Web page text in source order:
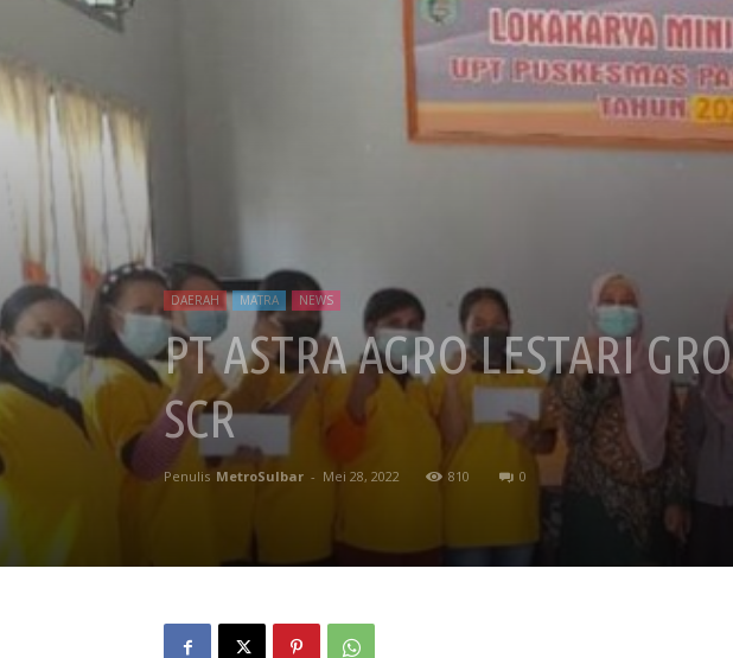
DAERAH MATRA NEWS
PT ASTRA AGRO LESTARI
SCR
Penulis MetroSulbar - Mei 28, 2022 810 0